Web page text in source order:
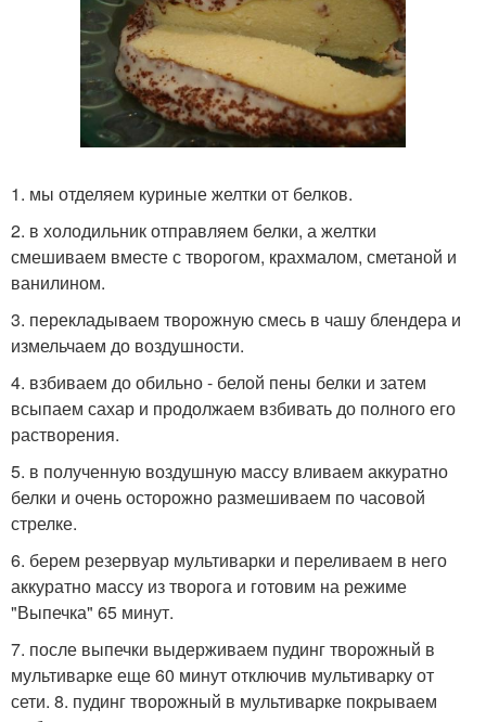
1. мы отделяем куриные желтки от белков.
2. в холодильник отправляем белки, а желтки
смешиваем вместе с творогом, крахмалом, сметаной и
ванилином.
3. перекладываем творожную смесь в чашу блендера и
измельчаем до воздушности.
4. взбиваем до обильно - белой пены белки и затем
всыпаем сахар и продолжаем взбивать до полного его
растворения.
5. в полученную воздушную массу вливаем аккуратно
белки и очень осторожно размешиваем по часовой
стрелке.
6. берем резервуар мультиварки и переливаем в него
аккуратно массу из творога и готовим на режиме
"Выпечка" 65 минут.
7. после выпечки выдерживаем пудинг творожный в
мультиварке еще 60 минут отключив мультиварку от
сети. 8. пудинг творожный в мультиварке покрываем